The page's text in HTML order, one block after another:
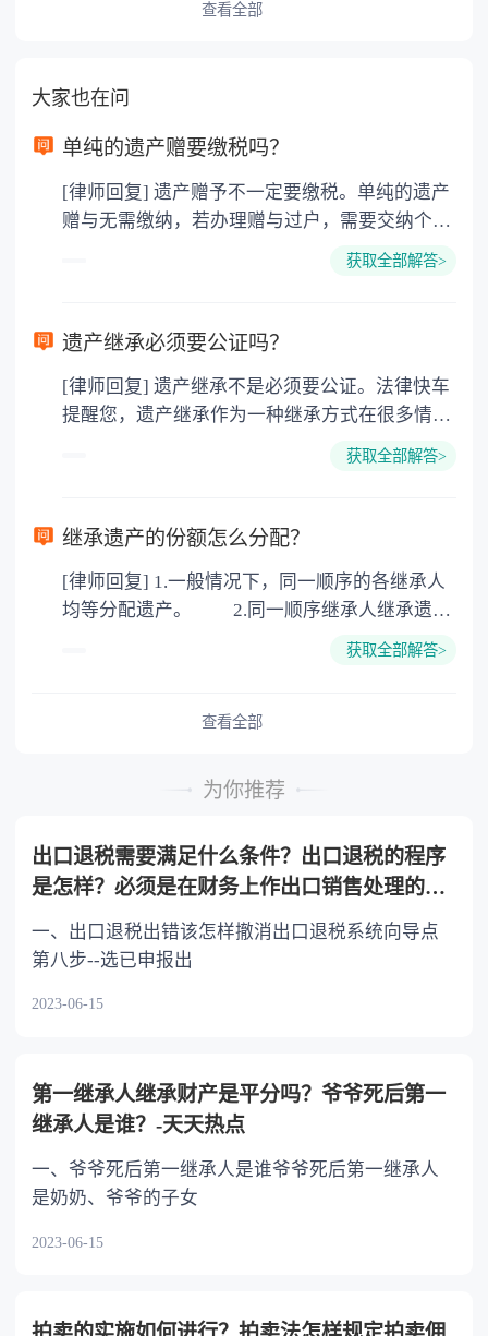
查看全部
大家也在问
单纯的遗产赠要缴税吗？
[律师回复] 遗产赠予不一定要缴税。单纯的遗产
赠与无需缴纳，若办理赠与过户，需要交纳个人
所得税、契税和公证费。赠与过户是没有增值税
要缴纳公证费，具体如下： 1. 公证费：按房
3. 印花税：按房屋评估价的0.05%缴纳 4. 土
地增值税：按房价1%缴纳 5. 房屋产权登记费：
获取全部解答>
遗产继承必须要公证吗？
[律师回复] 遗产继承不是必须要公证。法律快车
提醒您，遗产继承作为一种继承方式在很多情况
下都是不需要公证的，当然，如果需要公正的也
以防对财产继承发生纠纷，可以对遗产继承进行
公证。
获取全部解答>
继承遗产的份额怎么分配？
[律师回复] 1.一般情况下，同一顺序的各继承人
均等分配遗产。 2.同一顺序继承人继承遗产
或者与被继承人共同生活的继承人，分配遗产
的继承人，不尽扶养义务的，分配遗产时，应当
获取全部解答>
查看全部
为你推荐
出口退税需要满足什么条件？出口退税的程序
是怎样？必须是在财务上作出口销售处理的货
物吗？
一、出口退税出错该怎样撤消出口退税系统向导点
第八步--选已申报出
2023-06-15
第一继承人继承财产是平分吗？爷爷死后第一
继承人是谁？-天天热点
一、爷爷死后第一继承人是谁爷爷死后第一继承人
是奶奶、爷爷的子女
2023-06-15